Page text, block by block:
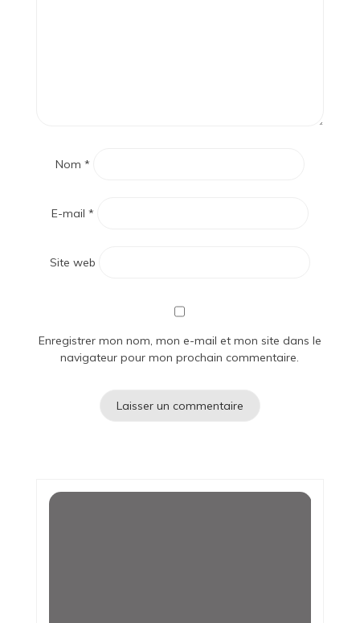
Nom *
E-mail *
Site web
Enregistrer mon nom, mon e-mail et mon site dans le
navigateur pour mon prochain commentaire.